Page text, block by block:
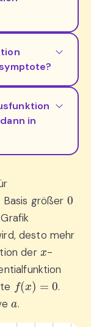
in
größer 0
desto mehr
der
-
(x =
.
a.